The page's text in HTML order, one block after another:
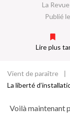
La
Publié
Lire plus
Fil
d'Ariane
Vient de paraître
La liberté
Voilà maintenant